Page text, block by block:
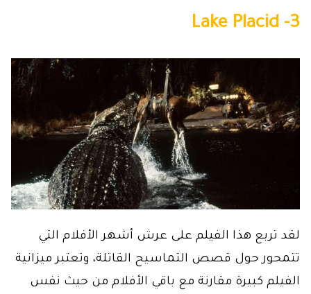
3- Lake Placid
لقد تربع هذا الفيلم على عرش أشهر الأفلام التي
تتمحور حول قصص التماسيح القاتلة، وتعتبر ميزانية
الفيلم كبيرة مقارنة مع باقي الأفلام من حيث نفس